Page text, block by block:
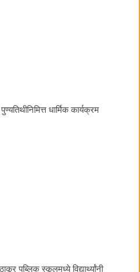
धार्मिक कार्यक्रम
पब्लिक स्कूलमध्ये विद्यार्थ्यांनी